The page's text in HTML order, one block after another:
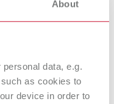
About
data, e.g.
as cookies to
device in order to
Generation
sind: Der
Laborworkflow